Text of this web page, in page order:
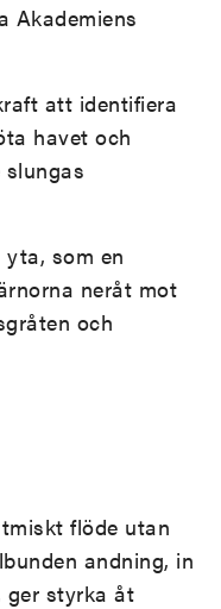
Akademiens
att identifiera
havet och
som en
neråt mot
och
flöde utan
andning, in
ger styrka åt